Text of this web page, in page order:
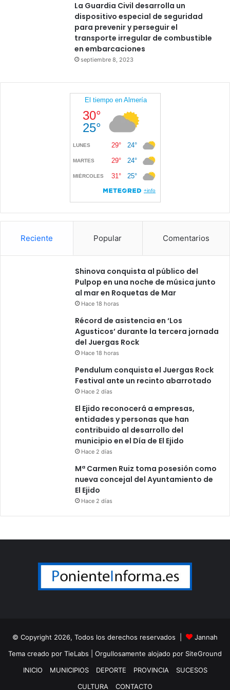
La Guardia Civil desarrolla un
dispositivo especial de seguridad
para prevenir y perseguir el
transporte irregular de combustible
en embarcaciones
septiembre 8, 2023
Reciente Popular Comentarios
Shinova conquista al público del
Pulpop en una noche de música junto
al mar en Roquetas de Mar
Hace 18 horas
Récord de asistencia en ‘Los
Agusticos’ durante la tercera jornada
del Juergas Rock
Hace 18 horas
Pendulum conquista el Juergas Rock
Festival ante un recinto abarrotado
Hace 2 días
El Ejido reconocerá a empresas,
entidades y personas que han
contribuido al desarrollo del
municipio en el Día de El Ejido
Hace 2 días
Mª Carmen Ruiz toma posesión como
nueva concejal del Ayuntamiento de
El Ejido
Hace 2 días
© Copyright 2026, Todos los derechos reservados |
Jannah
Tema creado por TieLabs | Orgullosamente alojado por SiteGround
INICIO
MUNICIPIOS DEPORTE PROVINCIA
SUCESOS
CULTURA
CONTACTO